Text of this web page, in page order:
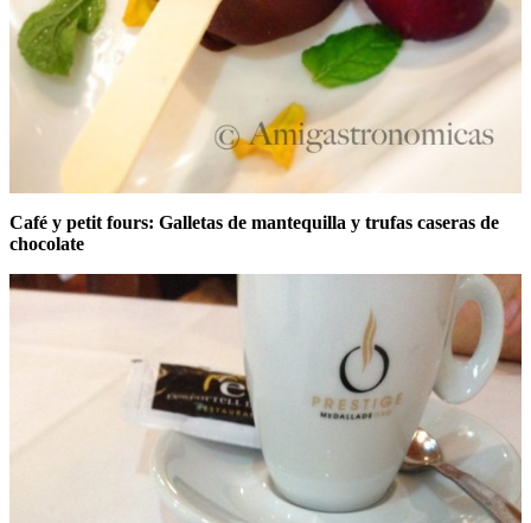
Café y petit fours: Galletas de mantequilla y trufas caseras de
chocolate